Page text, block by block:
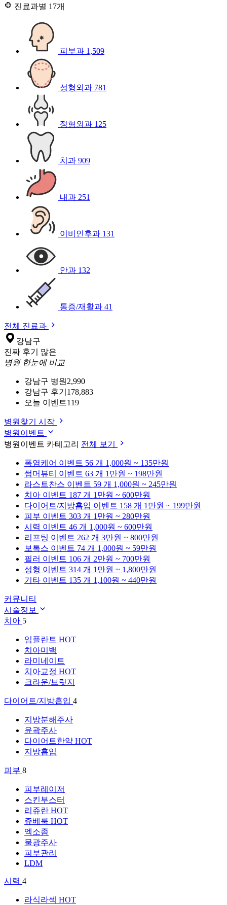
진료과별 17개
피부과 1,509
성형외과 781
정형외과 125
치과 909
내과 251
이비인후과 131
안과 132
통증/재활과 41
전체 진료과
강남구
진짜 후기 많은
병원 한눈에 비교
강남구 병원 2,990
강남구 후기 178,883
오늘 이벤트119
병원찾기 시작
병원이벤트
병원이벤트 카테고리 전체 보기
폭염케어 이벤트 56 개 1,000원 ~ 135만원
썸머뷰티 이벤트 63 개 1만원 ~ 198만원
라스트찬스 이벤트 59 개 1,000원 ~ 245만원
치아 이벤트 187 개 1만원 ~ 600만원
다이어트/지방흡입 이벤트 158 개 1만원 ~ 199만원
피부 이벤트 303 개 1만원 ~ 280만원
시력 이벤트 46 개 1,000원 ~ 600만원
리프팅 이벤트 262 개 3만원 ~ 800만원
보톡스 이벤트 74 개 1,000원 ~ 59만원
필러 이벤트 106 개 2만원 ~ 700만원
성형 이벤트 314 개 1만원 ~ 1,800만원
기타 이벤트 135 개 1,100원 ~ 440만원
커뮤니티
시술정보
치아 5
임플란트 HOT
치아미백
라미네이트
치아교정 HOT
크라운/브릿지
다이어트/지방흡입 4
지방분해주사
윤곽주사
다이어트한약 HOT
지방흡입
피부 8
피부레이저
스킨부스터
리쥬란 HOT
쥬베룩 HOT
엑소좀
물광주사
피부관리
LDM
시력 4
라식라섹 HOT